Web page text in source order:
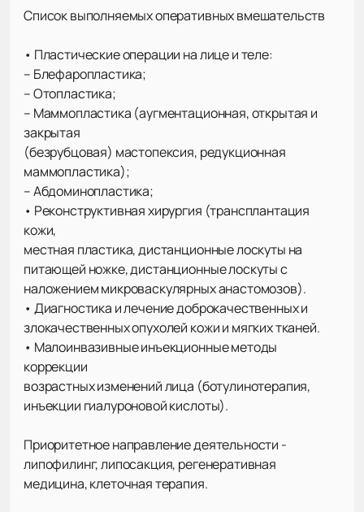
Список выполняемых оперативных вмешательств
• Пластические операции на лице и теле:
– Блефаропластика;
– Отопластика;
– Маммопластика (аугментационная, открытая и
закрытая
(безрубцовая) мастопексия, редукционная
маммопластика);
– Абдоминопластика;
• Реконструктивная хирургия (трансплантация
кожи,
местная пластика, дистанционные лоскуты на
питающей ножке, дистанционные лоскуты с
наложением микроваскулярных анастомозов).
• Диагностика и лечение доброкачественных и
злокачественных опухолей кожи и мягких тканей.
• Малоинвазивные инъекционные методы
коррекции
возрастных изменений лица (ботулинотерапия,
инъекции гиалуроновой кислоты).
Приоритетное направление деятельности -
липофилинг, липосакция, регенеративная
медицина, клеточная терапия.